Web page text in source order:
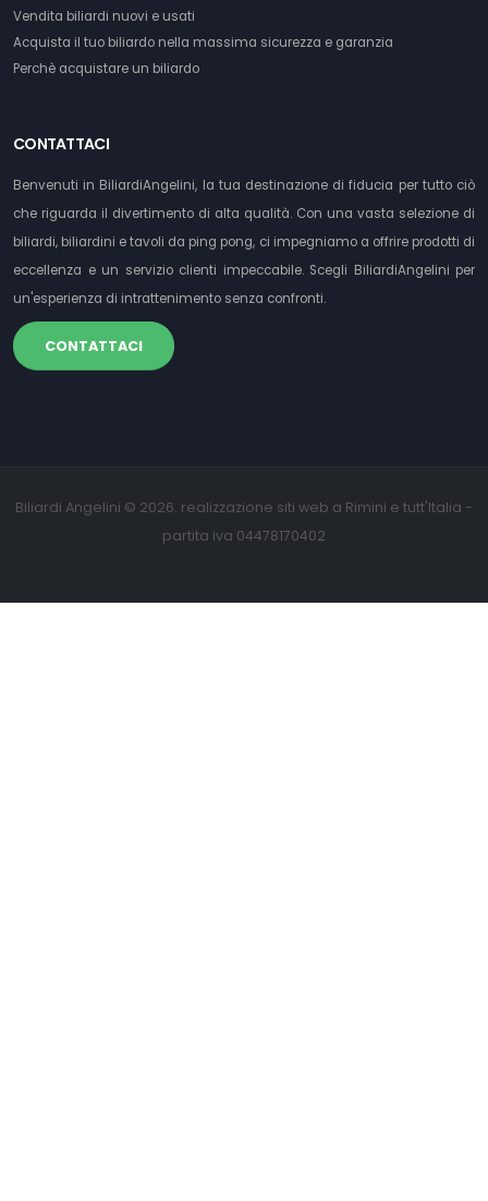
Vendita biliardi nuovi e usati
Acquista il tuo biliardo nella massima sicurezza e garanzia
Perchè acquistare un biliardo
CONTATTACI
Benvenuti in BiliardiAngelini, la tua destinazione di fiducia per tutto ciò
che riguarda il divertimento di alta qualità. Con una vasta selezione di
biliardi, biliardini e tavoli da ping pong, ci impegniamo a offrire prodotti di
eccellenza e un servizio clienti impeccabile. Scegli BiliardiAngelini per
un'esperienza di intrattenimento senza confronti.
CONTATTACI
Biliardi Angelini © 2026. realizzazione siti web a Rimini e tutt'Italia -
partita iva 04478170402